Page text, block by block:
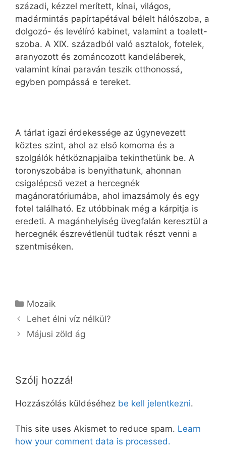
századi, kézzel merített, kínai, világos,
madármintás papírtapétával bélelt hálószoba, a
dolgozó- és levélíró kabinet, valamint a toalett-
szoba. A XIX. századból való asztalok, fotelek,
aranyozott és zománcozott kandeláberek,
valamint kínai paraván teszik otthonossá,
egyben pompássá e tereket.
A tárlat igazi érdekessége az úgynevezett
köztes szint, ahol az első komorna és a
szolgálók hétköznapjaiba tekinthetünk be. A
toronyszobába is benyithatunk, ahonnan
csigalépcső vezet a hercegnék
magánoratóriumába, ahol imazsámoly és egy
fotel található. Ez utóbbinak még a kárpitja is
eredeti. A magánhelyiség üvegfalán keresztül a
hercegnék észrevétlenül tudtak részt venni a
szentmiséken.
Kategória
Mozaik
Lehet élni víz nélkül?
Májusi zöld ág
Szólj hozzá!
Hozzászólás küldéséhez be kell jelentkezni.
This site uses Akismet to reduce spam. Learn
how your comment data is processed.